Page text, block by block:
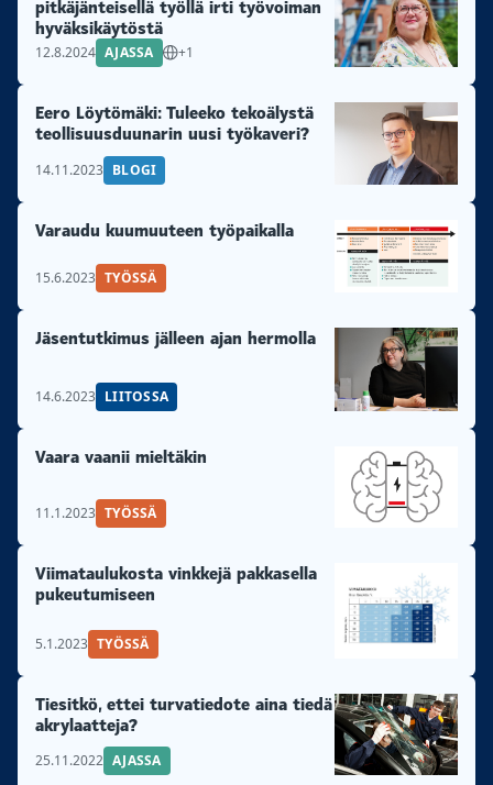
pitkäjänteisellä työllä irti työvoiman
hyväksikäytöstä
12.8.2024 AJASSA +1
Eero Löytömäki: Tuleeko tekoälystä
teollisuusduunarin uusi työkaveri?
14.11.2023 BLOGI
Varaudu kuumuuteen työpaikalla
15.6.2023 TYÖSSÄ
Jäsentutkimus jälleen ajan hermolla
14.6.2023 LIITOSSA
Vaara vaanii mieltäkin
11.1.2023 TYÖSSÄ
Viimataulukosta vinkkejä pakkasella
pukeutumiseen
5.1.2023 TYÖSSÄ
Tiesitkö, ettei turvatiedote aina tiedä
akrylaatteja?
25.11.2022 AJASSA